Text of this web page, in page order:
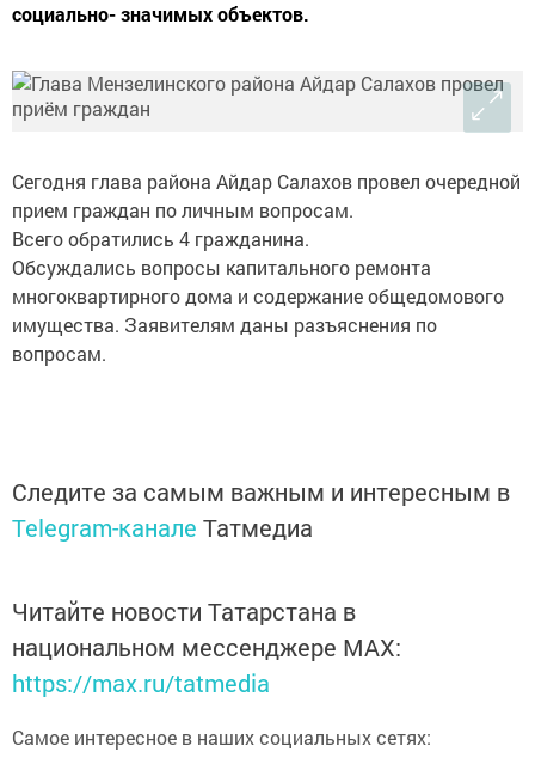
социально- значимых объектов.
Сегодня глава района Айдар Салахов провел очередной
прием граждан по личным вопросам.
Всего обратились 4 гражданина.
Обсуждались вопросы капитального ремонта
многоквартирного дома и содержание общедомового
имущества. Заявителям даны разъяснения по
вопросам.
Следите за самым важным и интересным в
Telegram-канале Татмедиа
Читайте новости Татарстана в
национальном мессенджере MАХ:
https://max.ru/tatmedia
Самое интересное в наших социальных сетях: